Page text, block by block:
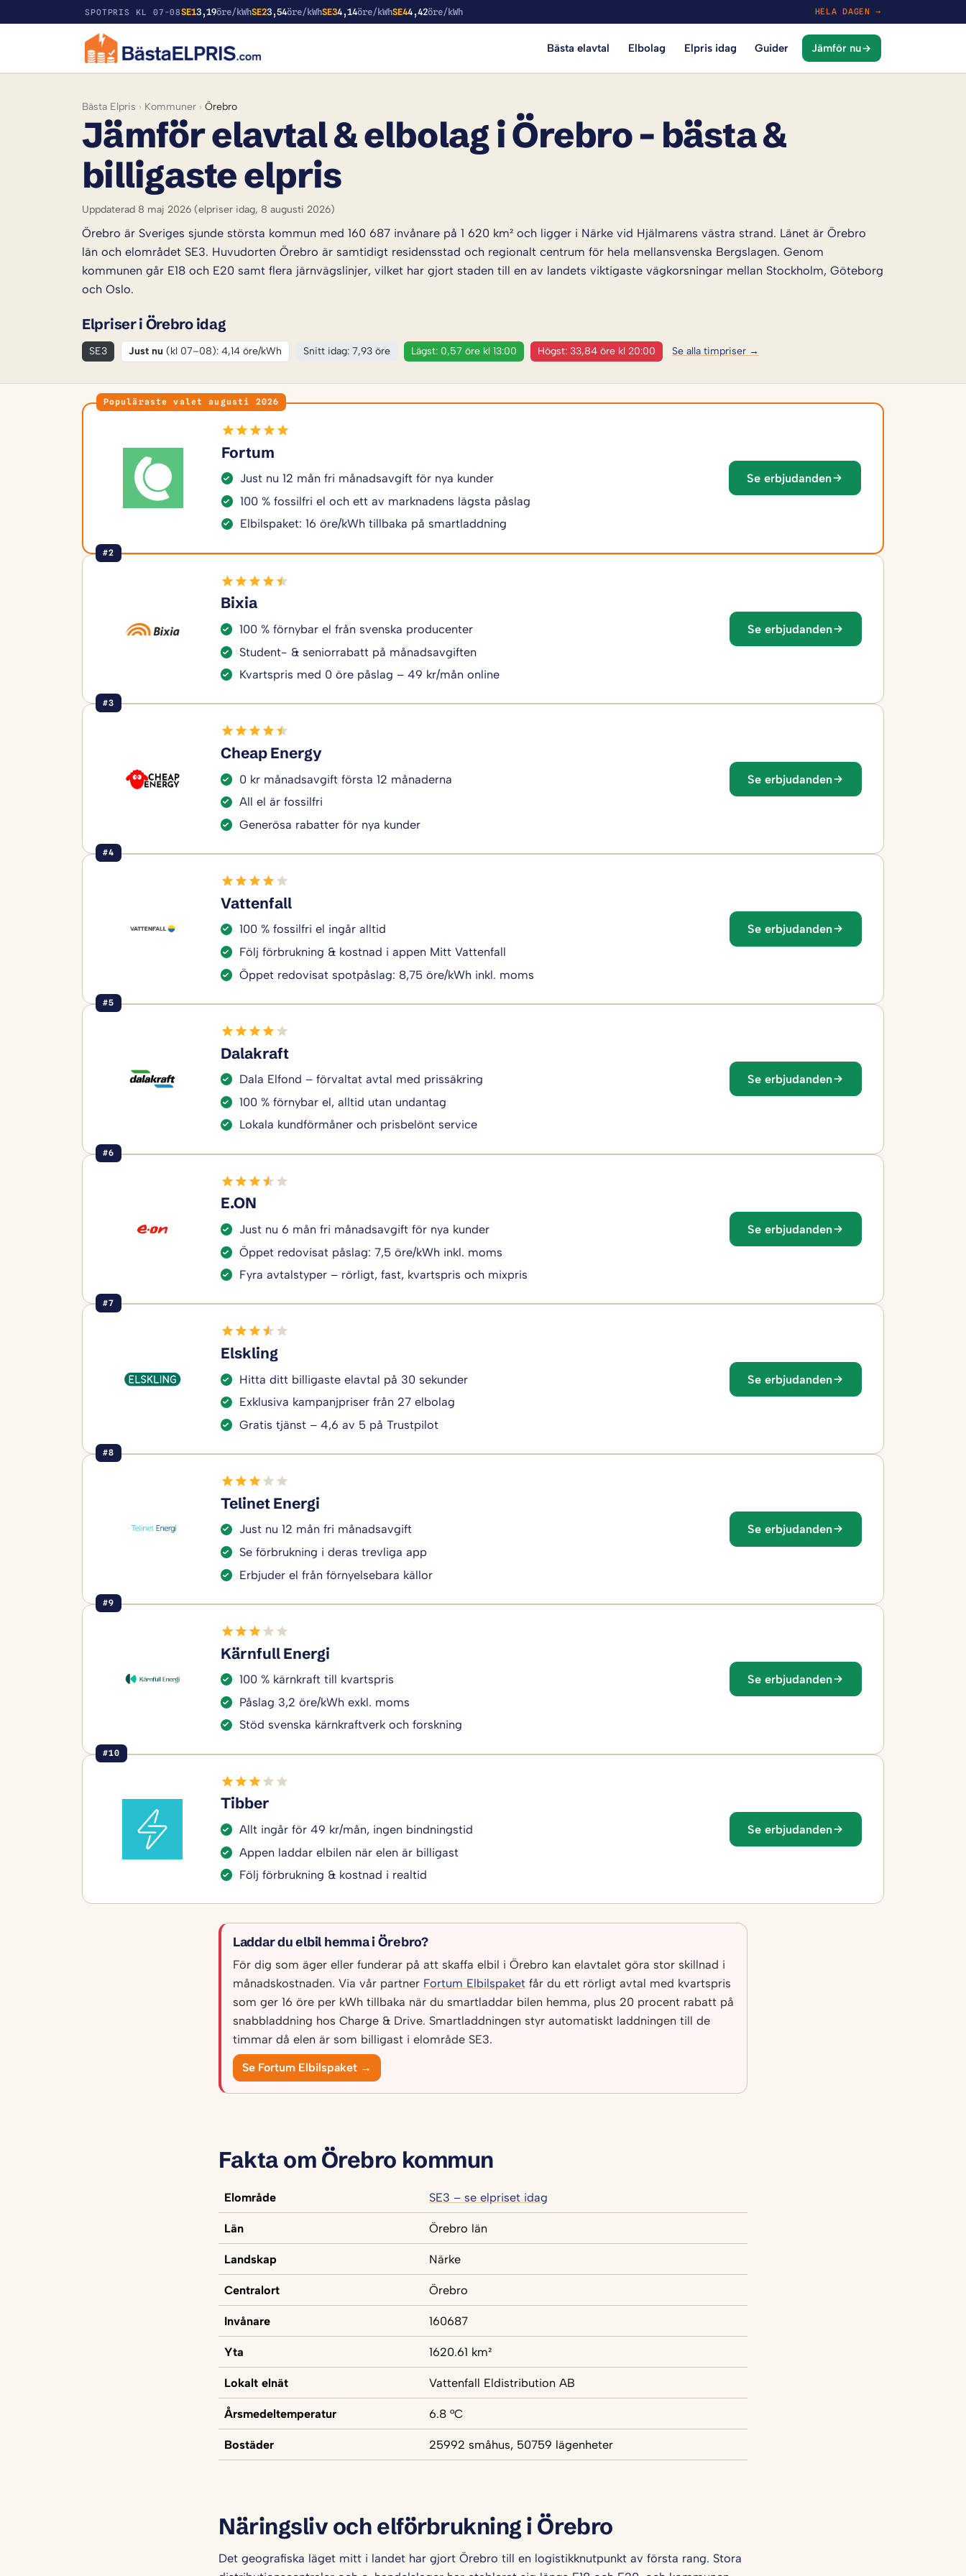
SPOTPRIS KL 07-08SE13,19öre/kWhSE23,54öre/kWhSE34,14öre/kWhSE44,42öre/kWh HELA DAGEN →
Bästa elavtal Elbolag Elpris idag Guider Jämför nu
Bästa Elpris › Kommuner › Örebro
Jämför elavtal & elbolag i Örebro – bästa &
billigaste elpris
Uppdaterad 8 maj 2026 (elpriser idag, 8 augusti 2026)
Örebro är Sveriges sjunde största kommun med 160 687 invånare på 1 620 km² och ligger i Närke vid Hjälmarens västra strand. Länet är Örebro
län och elområdet SE3. Huvudorten Örebro är samtidigt residensstad och regionalt centrum för hela mellansvenska Bergslagen. Genom
kommunen går E18 och E20 samt flera järnvägslinjer, vilket har gjort staden till en av landets viktigaste vägkorsningar mellan Stockholm, Göteborg
och Oslo.
Elpriser i Örebro idag
SE3 Just nu (kl 07–08): 4,14 öre/kWh Snitt idag: 7,93 öre Lägst: 0,57 öre kl 13:00 Högst: 33,84 öre kl 20:00 Se alla timpriser →
Populäraste valet augusti 2026
Fortum
Just nu 12 mån fri månadsavgift för nya kunder
100 % fossilfri el och ett av marknadens lägsta påslag
Elbilspaket: 16 öre/kWh tillbaka på smartladdning
Se erbjudanden
#2
Bixia
100 % förnybar el från svenska producenter
Student- & seniorrabatt på månadsavgiften
Kvartspris med 0 öre påslag – 49 kr/mån online
Se erbjudanden
#3
Cheap Energy
0 kr månadsavgift första 12 månaderna
All el är fossilfri
Generösa rabatter för nya kunder
Se erbjudanden
#4
Vattenfall
100 % fossilfri el ingår alltid
Följ förbrukning & kostnad i appen Mitt Vattenfall
Öppet redovisat spotpåslag: 8,75 öre/kWh inkl. moms
Se erbjudanden
#5
Dalakraft
Dala Elfond – förvaltat avtal med prissäkring
100 % förnybar el, alltid utan undantag
Lokala kundförmåner och prisbelönt service
Se erbjudanden
#6
E.ON
Just nu 6 mån fri månadsavgift för nya kunder
Öppet redovisat påslag: 7,5 öre/kWh inkl. moms
Fyra avtalstyper – rörligt, fast, kvartspris och mixpris
Se erbjudanden
#7
Elskling
Hitta ditt billigaste elavtal på 30 sekunder
Exklusiva kampanjpriser från 27 elbolag
Gratis tjänst – 4,6 av 5 på Trustpilot
Se erbjudanden
#8
Telinet Energi
Just nu 12 mån fri månadsavgift
Se förbrukning i deras trevliga app
Erbjuder el från förnyelsebara källor
Se erbjudanden
#9
Kärnfull Energi
100 % kärnkraft till kvartspris
Påslag 3,2 öre/kWh exkl. moms
Stöd svenska kärnkraftverk och forskning
Se erbjudanden
#10
Tibber
Allt ingår för 49 kr/mån, ingen bindningstid
Appen laddar elbilen när elen är billigast
Följ förbrukning & kostnad i realtid
Se erbjudanden
Laddar du elbil hemma i Örebro?
För dig som äger eller funderar på att skaffa elbil i Örebro kan elavtalet göra stor skillnad i
månadskostnaden. Via vår partner Fortum Elbilspaket får du ett rörligt avtal med kvartspris
som ger 16 öre per kWh tillbaka när du smartladdar bilen hemma, plus 20 procent rabatt på
snabbladdning hos Charge & Drive. Smartladdningen styr automatiskt laddningen till de
timmar då elen är som billigast i elområde SE3.
Se Fortum Elbilspaket →
Fakta om Örebro kommun
Elområde SE3 – se elpriset idag
Län Örebro län
Landskap Närke
Centralort Örebro
Invånare 160687
Yta 1620.61 km²
Lokalt elnät Vattenfall Eldistribution AB
Årsmedeltemperatur 6.8 °C
Bostäder 25992 småhus, 50759 lägenheter
Näringsliv och elförbrukning i Örebro
Det geografiska läget mitt i landet har gjort Örebro till en logistikknutpunkt av första rang. Stora